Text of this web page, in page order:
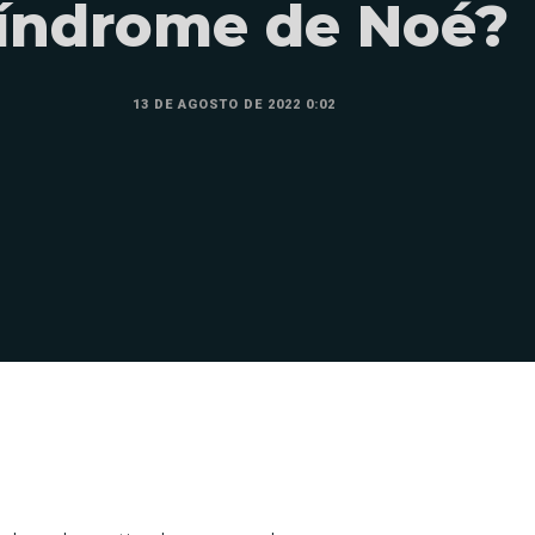
de Noé?
13 DE AGOSTO DE 2022 0:02